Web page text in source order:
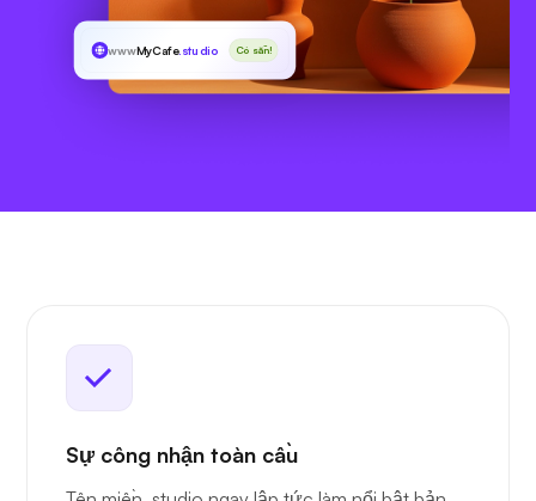
wwwMyCafe.studio Có sẵn!
Sự công nhận toàn cầu